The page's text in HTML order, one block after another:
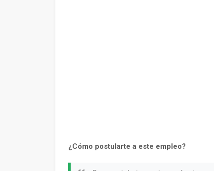
¿Cómo postularte a este empleo?